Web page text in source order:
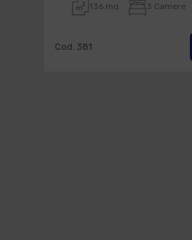
136 mq 3 Camere
Cod. 381